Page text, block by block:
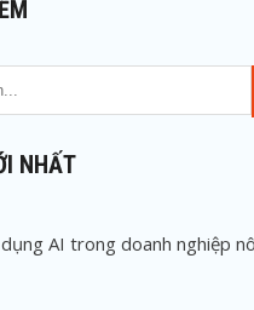
NHẤT
AI trong doanh nghiệp